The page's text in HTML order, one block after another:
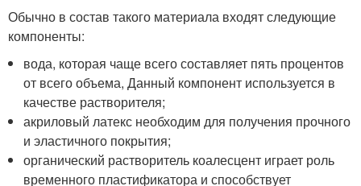
Обычно в состав такого материала входят следующие
компоненты:
вода, которая чаще всего составляет пять процентов
от всего объема, Данный компонент используется в
качестве растворителя;
акриловый латекс необходим для получения прочного
и эластичного покрытия;
органический растворитель коалесцент играет роль
временного пластификатора и способствует